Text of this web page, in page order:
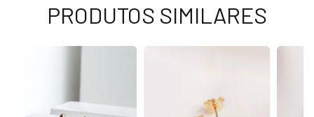
PRODUTOS SIMILARES